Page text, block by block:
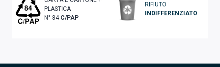
PLASTICA
N° 84 C/PAP
RIFIUTO
INDIFFERENZIATO